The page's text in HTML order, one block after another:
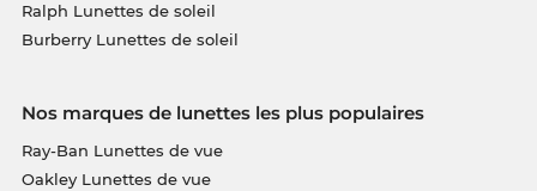
Ralph Lunettes de soleil
Burberry Lunettes de soleil
Nos marques de lunettes les plus populaires
Ray-Ban Lunettes de vue
Oakley Lunettes de vue